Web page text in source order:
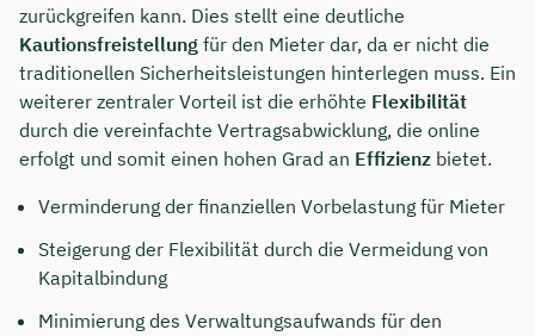
zurückgreifen kann. Dies stellt eine deutliche
Kautionsfreistellung für den Mieter dar, da er nicht die
traditionellen Sicherheitsleistungen hinterlegen muss. Ein
weiterer zentraler Vorteil ist die erhöhte Flexibilität
durch die vereinfachte Vertragsabwicklung, die online
erfolgt und somit einen hohen Grad an Effizienz bietet.
Verminderung der finanziellen Vorbelastung für Mieter
Steigerung der Flexibilität durch die Vermeidung von
Kapitalbindung
Minimierung des Verwaltungsaufwands für den
Dauer: ca. 30 Minuten
Kostenfrei & unverbindlich
🗓️ Wählen Sie jetzt Ihren Wunschtermin:
Meeting buchen